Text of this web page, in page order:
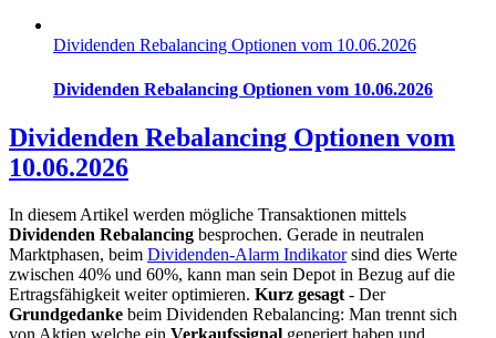
Dividenden Rebalancing Optionen vom 10.06.2026
Dividenden Rebalancing Optionen vom 10.06.2026
Dividenden Rebalancing Optionen vom
10.06.2026
In diesem Artikel werden mögliche Transaktionen mittels
Dividenden Rebalancing besprochen. Gerade in neutralen
Marktphasen, beim Dividenden-Alarm Indikatorsind dies Werte
zwischen 40% und 60%, kann man sein Depot in Bezug auf die
Ertragsfähigkeit weiter optimieren. Kurz gesagt - Der
Grundgedanke beim Dividenden Rebalancing: Man trennt sich
von Aktien welche ein Verkaufssignal generiert haben und